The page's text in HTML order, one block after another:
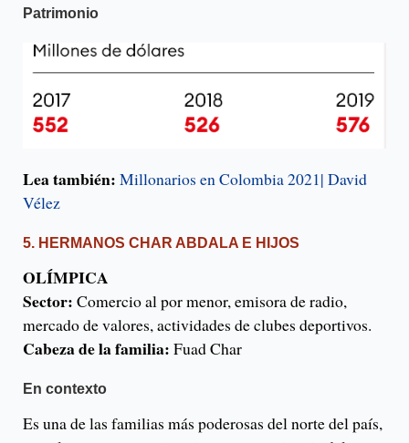
Patrimonio
Lea también: Millonarios en Colombia 2021| David
Vélez
5. HERMANOS CHAR ABDALA E HIJOS
OLÍMPICA
Sector: Comercio al por menor, emisora de radio,
mercado de valores, actividades de clubes deportivos.
Cabeza de la familia: Fuad Char
En contexto
Es una de las familias más poderosas del norte del país,